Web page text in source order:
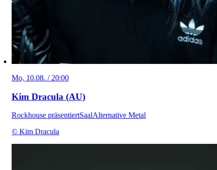
Mo, 10.08. / 20:00
Kim Dracula (AU)
Rockhouse präsentiertSaalAlternative Metal
© Kim Dracula